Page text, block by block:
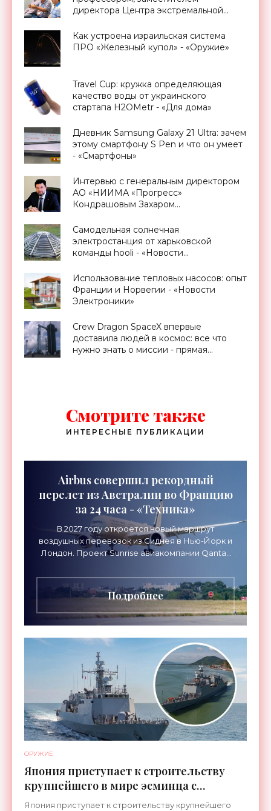
директора Центра экстремальной
МИФИ - «Смартфоны»
Как устроена израильская система
ПРО «Железный купол» - «Оружие»
Travel Cup: кружка определяющая
качество воды от украинского
стартапа H2OMetr - «Для дома»
Дневник Samsung Galaxy 21 Ultra: зачем
этому смартфону S Pen и что он умеет
- «Смартфоны»
Интервью с генеральным директором
АО «НИИМА «Прогресс»
Кондрашовым Захаром
Форума «Микроэлектроника-2021» -
«Смартфоны»
Самодельная солнечная
электростанция от харьковской
команды hooli - «Новости
Использование тепловых насосов: опыт
Франции и Норвегии - «Новости
Электроники»
Crew Dragon SpaceX впервые
доставила людей в космос: все что
нужно знать о миссии - прямая
Смотрите также
ИНТЕРЕСНЫЕ ПУБЛИКАЦИИ
Airbus совершил рекордный
перелет из Австралии во Францию
за 24 часа - «Техника»
В 2027 году откроется новый маршрут
воздушных перевозок из Сиднея в Нью-Йорк и
Лондон. Проект Sunrise авиакомпании Qantas
длительностью до 24
Подробнее
ОРУЖИЕ
Япония приступает к строительству
крупнейшего в мире эсминца с
системой ПРО AEGIS - «Оружие»
Япония приступает к строительству крупнейшего